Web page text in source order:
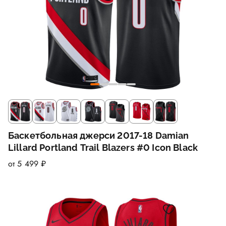
Баскетбольная джерси 2017-18 Damian
Lillard Portland Trail Blazers #0 Icon Black
от 5 499 ₽